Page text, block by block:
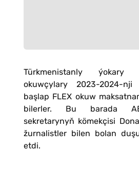
Türkmenistanly
okuwçylary 2023-2024-
başlap FLEX okuw
bilerler. Bu barada
sekretarynyň kömekçisi
žurnalistler bilen bolan
etdi.